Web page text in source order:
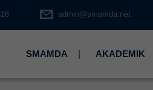
admin@smamda.net
SMAMDA AKADEMIK